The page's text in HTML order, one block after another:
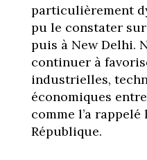
particulièrement
pu le constater
puis à New Delhi.
continuer à
industrielles,
économiques
comme l’a
République.